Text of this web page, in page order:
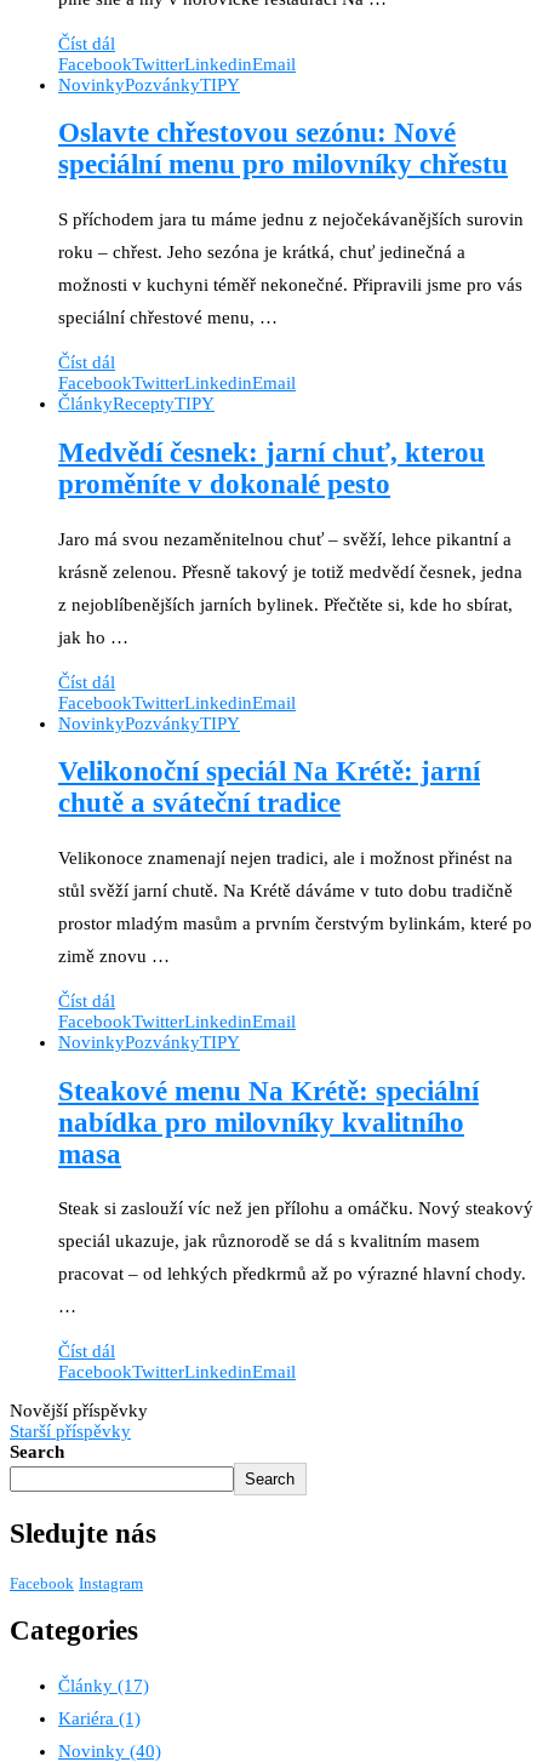
Číst dál
FacebookTwitterLinkedinEmail
NovinkyPozvánkyTIPY
Oslavte chřestovou sezónu: Nové
speciální menu pro milovníky chřestu
S příchodem jara tu máme jednu z nejočekávanějších surovin
roku – chřest. Jeho sezóna je krátká, chuť jedinečná a
možnosti v kuchyni téměř nekonečné. Připravili jsme pro vás
speciální chřestové menu, …
Číst dál
FacebookTwitterLinkedinEmail
ČlánkyReceptyTIPY
Medvědí česnek: jarní chuť, kterou
proměníte v dokonalé pesto
Jaro má svou nezaměnitelnou chuť – svěží, lehce pikantní a
krásně zelenou. Přesně takový je totiž medvědí česnek, jedna
z nejoblíbenějších jarních bylinek. Přečtěte si, kde ho sbírat,
jak ho …
Číst dál
FacebookTwitterLinkedinEmail
NovinkyPozvánkyTIPY
Velikonoční speciál Na Krétě: jarní
chutě a sváteční tradice
Velikonoce znamenají nejen tradici, ale i možnost přinést na
stůl svěží jarní chutě. Na Krétě dáváme v tuto dobu tradičně
prostor mladým masům a prvním čerstvým bylinkám, které po
zimě znovu …
Číst dál
FacebookTwitterLinkedinEmail
NovinkyPozvánkyTIPY
Steakové menu Na Krétě: speciální
nabídka pro milovníky kvalitního
masa
Steak si zaslouží víc než jen přílohu a omáčku. Nový steakový
speciál ukazuje, jak různorodě se dá s kvalitním masem
pracovat – od lehkých předkrmů až po výrazné hlavní chody.
…
Číst dál
FacebookTwitterLinkedinEmail
Novější příspěvky
Starší příspěvky
Search
Search
Sledujte nás
Facebook Instagram
Categories
Články (17)
Kariéra (1)
Novinky (40)